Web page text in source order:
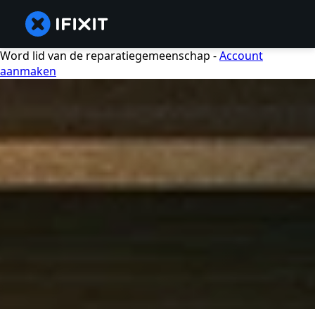
Word lid van de reparatiegemeenschap -Account
aanmaken